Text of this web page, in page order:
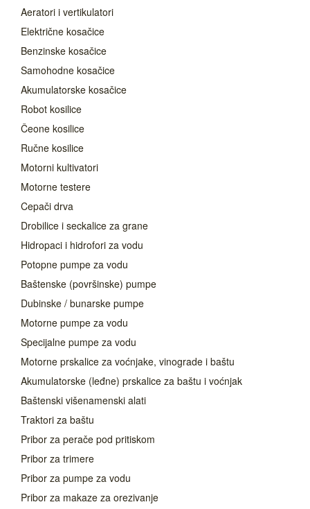
Aeratori i vertikulatori
Električne kosačice
Benzinske kosačice
Samohodne kosačice
Akumulatorske kosačice
Robot kosilice
Čeone kosilice
Ručne kosilice
Motorni kultivatori
Motorne testere
Cepači drva
Drobilice i seckalice za grane
Hidropaci i hidrofori za vodu
Potopne pumpe za vodu
Baštenske (površinske) pumpe
Dubinske / bunarske pumpe
Motorne pumpe za vodu
Specijalne pumpe za vodu
Motorne prskalice za voćnjake, vinograde i baštu
Akumulatorske (leđne) prskalice za baštu i voćnjak
Baštenski višenamenski alati
Traktori za baštu
Pribor za perače pod pritiskom
Pribor za trimere
Pribor za pumpe za vodu
Pribor za makaze za orezivanje